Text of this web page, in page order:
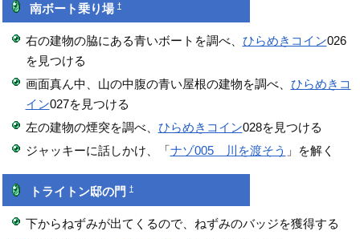
南ボート乗り場 †
右の建物の脇にある青いボートを調べ、 ひらめきコイン026
を見つける
画面真ん中、山の中腹の青い屋根の建物を調べ、 ひらめきコ
イン027を見つける
左の建物の煙突を調べ、 ひらめきコイン028を見つける
ジャッキーに話しかけ、「ナゾ005 川を渡そう 」を解く
トライトン邸の門 †
下からねずみが出てくるので、ねずみのバッジを獲得する